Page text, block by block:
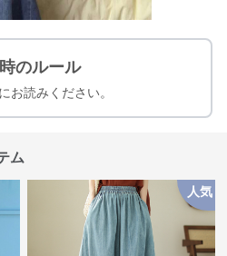
のルール
お読みください。
ム
人気